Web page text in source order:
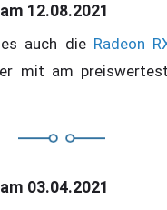
12.08.2021
auch die Radeon
mit am
03.04.2021